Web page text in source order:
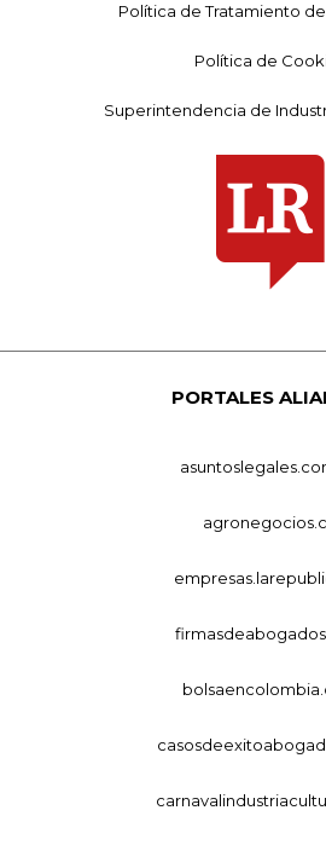
Política de Tratamiento
Política de
Superintendencia de
PORTALES